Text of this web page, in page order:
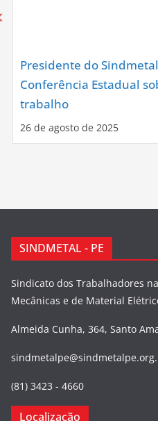
Presidente do
Conferência Estadual
trabalho
26 de agosto de 2025
SINDMETAL - PE
Sindicato dos Trabalhadores
Mecânicas e de Material
Almeida Cunha, 364, Santo
(81) 3423 - 4660
Localização